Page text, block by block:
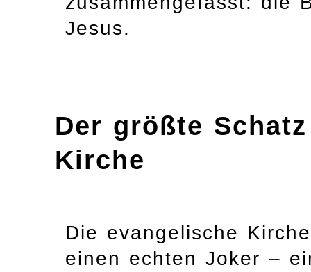
Jesus.
Der größte
Kirche
Die evangelische
einen echten Joker –